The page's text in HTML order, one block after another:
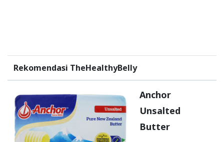
Rekomendasi TheHealthyBelly
Anchor
Unsalted
Butter